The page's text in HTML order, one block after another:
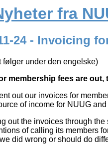
fra
24 - Invoicing
følger under den engelske)
membership fees are out,
out our invoices for
of income for NUUG
out the invoices through
of calling its members
did wrong or should do